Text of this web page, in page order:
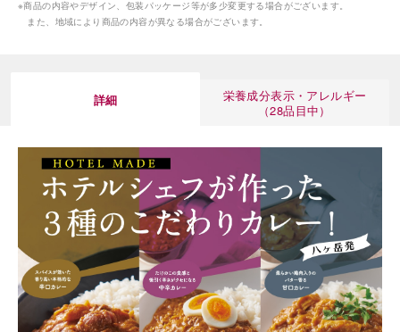
※商品の内容やデザイン、包装パッケージ等が多少変更する場合がございます。
また、地域により商品の内容が異なる場合がございます。
詳細
栄養成分表示・アレルギー
（28品目中）